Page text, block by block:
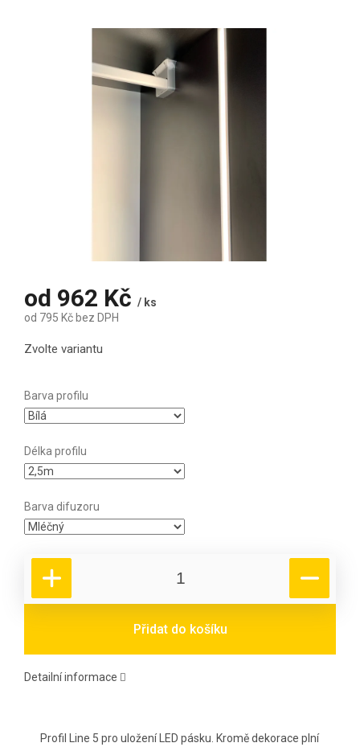
od 962 Kč / ks
od 795 Kčbez DPH
Zvolte variantu
Barva profilu
Délka profilu
Barva difuzoru
Přidat do košíku
Detailní informace
Profil Line 5 pro uložení LED pásku. Kromě dekorace plní